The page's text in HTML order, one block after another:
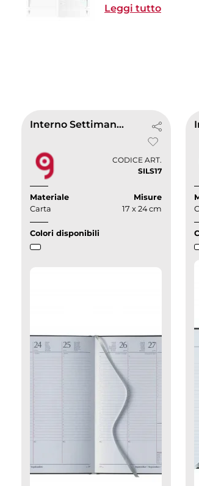
formato più adatto
Leggi tutto
Interno Settimanale 17x24
CODICE ART.
SILS17
Materiale
Carta
Misure
17 x 24 cm
Colori disponibili